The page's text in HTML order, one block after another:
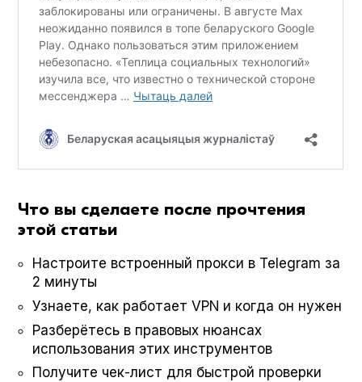
Что вы сделаете после прочтения
этой статьи
Настроите встроенный прокси в Telegram за
2 минуты
Узнаете, как работает VPN и когда он нужен
Разберётесь в правовых нюансах
использования этих инструментов
Получите чек-лист для быстрой проверки